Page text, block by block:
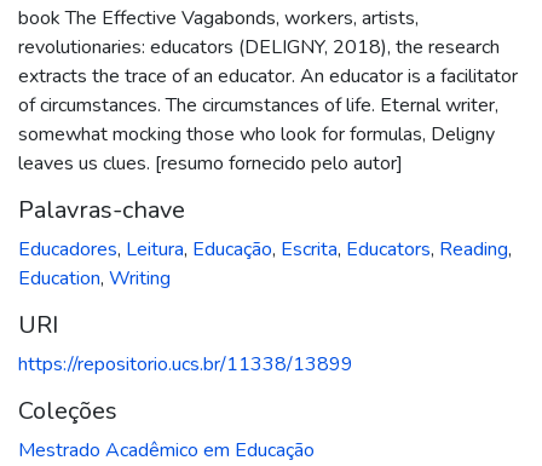
book The Effective Vagabonds, workers, artists,
revolutionaries: educators (DELIGNY, 2018), the research
extracts the trace of an educator. An educator is a facilitator
of circumstances. The circumstances of life. Eternal writer,
somewhat mocking those who look for formulas, Deligny
leaves us clues. [resumo fornecido pelo autor]
Palavras-chave
Educadores, Leitura, Educação, Escrita, Educators, Reading,
Education, Writing
URI
https://repositorio.ucs.br/11338/13899
Coleções
Mestrado Acadêmico em Educação